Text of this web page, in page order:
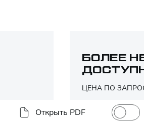
БОЛЕЕ
ЦЕНА ПО
Открыть PDF